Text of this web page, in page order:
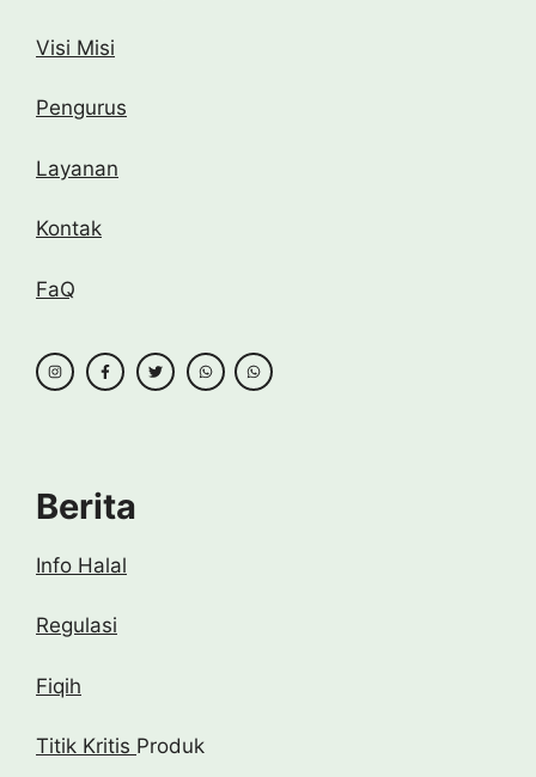
Visi Misi
Pengurus
Layanan
Kontak
FaQ
Berita
Info Halal
Regulasi
Fiqih
Titik Kritis Produk